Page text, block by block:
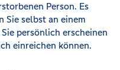
Person. Es
Sie selbst an einem
persönlich erscheinen
einreichen können.